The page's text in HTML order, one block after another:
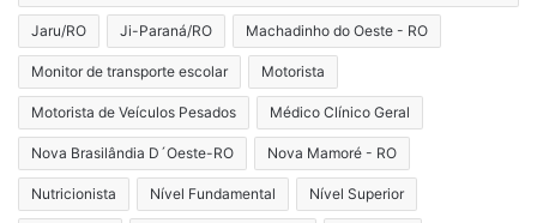
Jaru/RO Ji-Paraná/RO Machadinho do Oeste - RO
Monitor de transporte escolar Motorista
Motorista de Veículos Pesados Médico Clínico Geral
Nova Brasilândia D´Oeste-RO Nova Mamoré - RO
Nutricionista Nível Fundamental Nível Superior